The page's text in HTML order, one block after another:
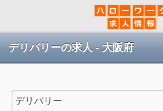
デリバリーの求人 - 大阪府